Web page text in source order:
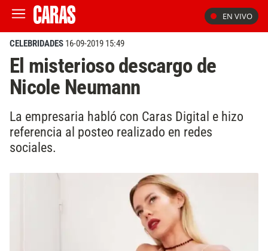
EN VIVO
CELEBRIDADES 16-09-2019 15:49
El misterioso descargo de
Nicole Neumann
La empresaria habló con Caras Digital e hizo
referencia al posteo realizado en redes
sociales.